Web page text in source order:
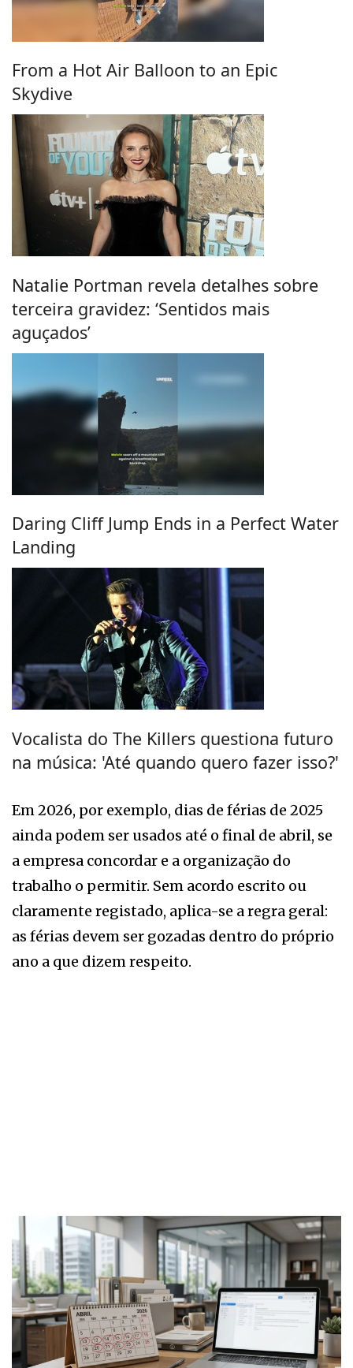
From a Hot Air Balloon to an Epic
Skydive
Natalie Portman revela detalhes sobre
terceira gravidez: ‘Sentidos mais
aguçados’
Daring Cliff Jump Ends in a Perfect Water
Landing
Vocalista do The Killers questiona futuro
na música: 'Até quando quero fazer isso?'
Em 2026, por exemplo, dias de férias de 2025
ainda podem ser usados até o final de abril, se
a empresa concordar e a organização do
trabalho o permitir. Sem acordo escrito ou
claramente registado, aplica-se a regra geral:
as férias devem ser gozadas dentro do próprio
ano a que dizem respeito.